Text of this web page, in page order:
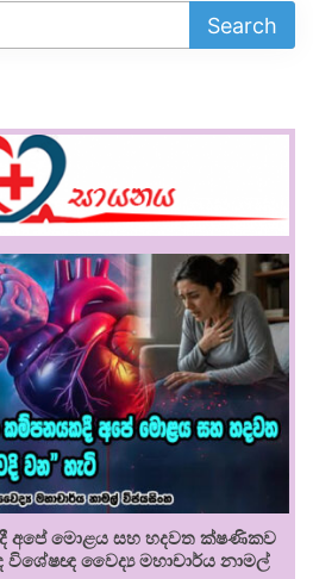
අපේ මොළය සහ හදවත ක්ෂණිකව
විශේෂඥ වෛද්‍ය මහාචාර්ය නාමල්